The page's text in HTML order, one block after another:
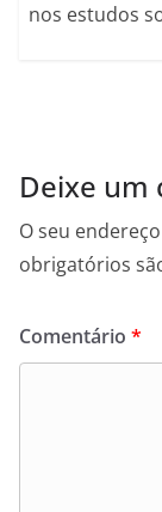
nos estudos
Deixe um
O seu
obrigatórios
Comentário *